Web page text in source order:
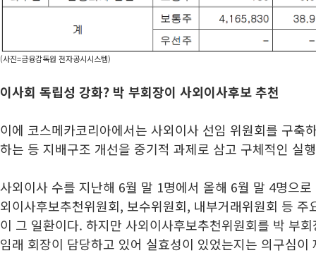
(사진=금융감독원 전자공시시스템)
이사회 독립성 강화? 박 부회장이 사외이사후보 추천
이에 코스메카코리아에서는 사외이사 선임 위원회를 구축
하는 등 지배구조 개선을 중기적 과제로 삼고 구체적인 실
사외이사 수를 지난해 6월 말 1명에서 올해 6월 말 4명으
외이사후보추천위원회, 보수위원회, 내부거래위원회 등 주
이 그 일환이다. 하지만 사외이사후보추천위원회를 박 부
임래 회장이 담당하고 있어 실효성이 있었는지는 의구심